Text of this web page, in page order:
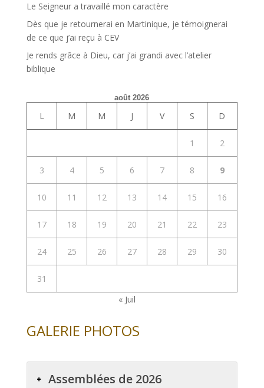
Le Seigneur a travaillé mon caractère
Dès que je retournerai en Martinique, je témoignerai
de ce que j’ai reçu à CEV
Je rends grâce à Dieu, car j’ai grandi avec l’atelier
biblique
août 2026
L M M J V S D
1 2
3 4 5 6 7 8 9
10 11 12 13 14 15 16
17 18 19 20 21 22 23
24 25 26 27 28 29 30
31
« Juil
GALERIE PHOTOS
Assemblées de 2026